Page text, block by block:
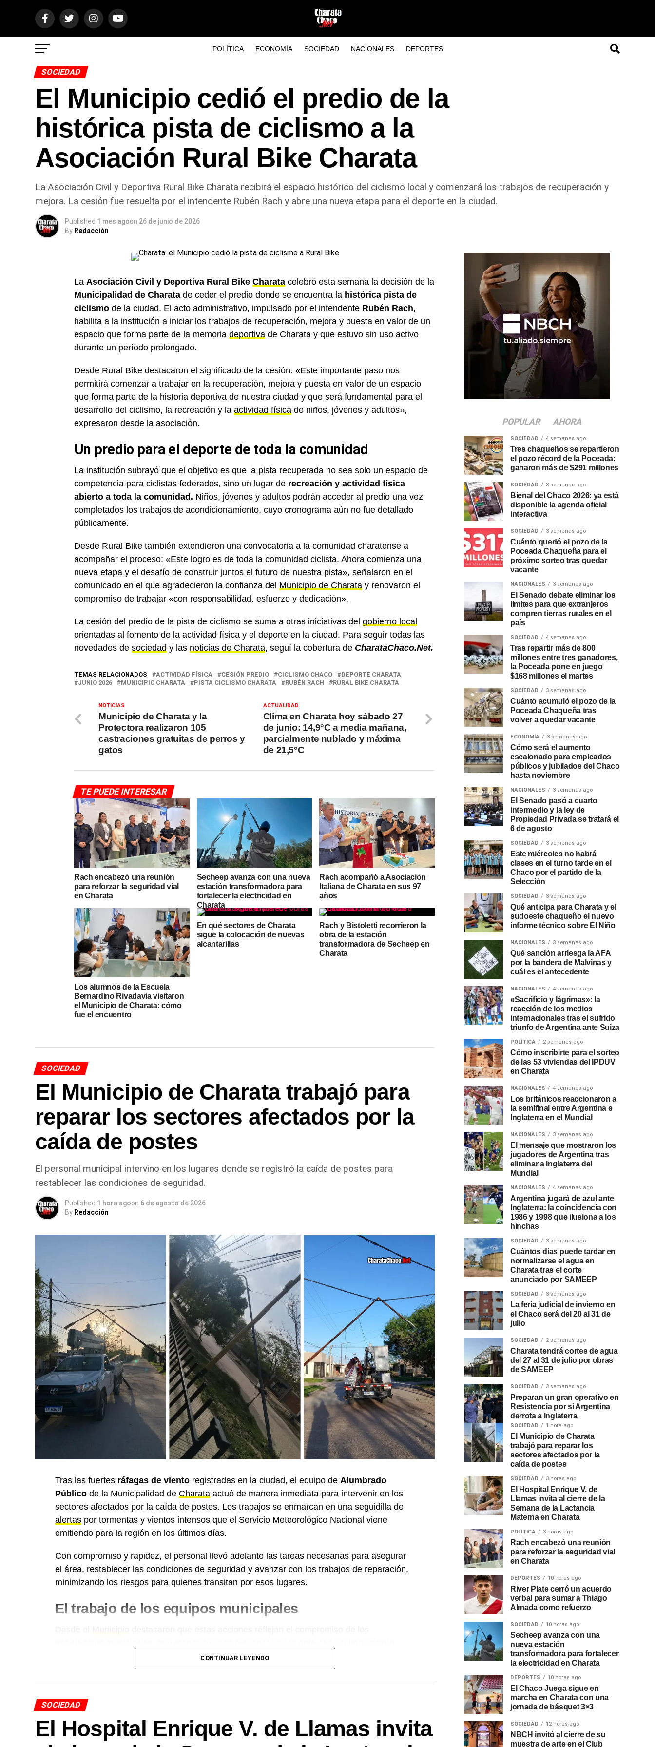
POLÍTICA ECONOMÍA SOCIEDAD NACIONALES DEPORTES
SOCIEDAD
El Municipio cedió el predio de la
histórica pista de ciclismo a la
Asociación Rural Bike Charata
La Asociación Civil y Deportiva Rural Bike Charata recibirá el espacio histórico del ciclismo local y comenzará los trabajos de recuperación y
mejora. La cesión fue resuelta por el intendente Rubén Rach y abre una nueva etapa para el deporte en la ciudad.
Published 1 mes agoon 26 de junio de 2026
By Redacción
La Asociación Civil y Deportiva Rural Bike Charata celebró esta semana la decisión de la
Municipalidad de Charata de ceder el predio donde se encuentra la histórica pista de
ciclismo de la ciudad. El acto administrativo, impulsado por el intendente Rubén Rach,
habilita a la institución a iniciar los trabajos de recuperación, mejora y puesta en valor de un
espacio que forma parte de la memoria deportiva de Charata y que estuvo sin uso activo
durante un período prolongado.
Desde Rural Bike destacaron el significado de la cesión: «Este importante paso nos
permitirá comenzar a trabajar en la recuperación, mejora y puesta en valor de un espacio
que forma parte de la historia deportiva de nuestra ciudad y que será fundamental para el
desarrollo del ciclismo, la recreación y la actividad física de niños, jóvenes y adultos»,
expresaron desde la asociación.
Un predio para el deporte de toda la comunidad
La institución subrayó que el objetivo es que la pista recuperada no sea solo un espacio de
competencia para ciclistas federados, sino un lugar de recreación y actividad física
abierto a toda la comunidad. Niños, jóvenes y adultos podrán acceder al predio una vez
completados los trabajos de acondicionamiento, cuyo cronograma aún no fue detallado
públicamente.
Desde Rural Bike también extendieron una convocatoria a la comunidad charatense a
acompañar el proceso: «Este logro es de toda la comunidad ciclista. Ahora comienza una
nueva etapa y el desafío de construir juntos el futuro de nuestra pista», señalaron en el
comunicado en el que agradecieron la confianza del Municipio de Charata y renovaron el
compromiso de trabajar «con responsabilidad, esfuerzo y dedicación».
La cesión del predio de la pista de ciclismo se suma a otras iniciativas del gobierno local
orientadas al fomento de la actividad física y el deporte en la ciudad. Para seguir todas las
novedades de sociedad y las noticias de Charata, seguí la cobertura de CharataChaco.Net.
TEMAS RELACIONADOS ACTIVIDAD FÍSICA CESIÓN PREDIO CICLISMO CHACO
DEPORTE CHARATA
JUNIO 2026
MUNICIPIO CHARATA PISTA CICLISMO CHARATA RUBÉN RACH RURAL BIKE CHARATA
ACTUALIDAD
Clima en Charata hoy sábado 27
de junio: 14,9°C a media mañana,
parcialmente nublado y máxima
de 21,5°C
NOTICIAS
Municipio de Charata y la
Protectora realizaron 105
castraciones gratuitas de perros y
gatos
TE PUEDE INTERESAR
Rach encabezó una reunión
para reforzar la seguridad vial
en Charata
Secheep avanza con una nueva
estación transformadora para
fortalecer la electricidad en
Charata
Rach acompañó a Asociación
Italiana de Charata en sus 97
años
Los alumnos de la Escuela
Bernardino Rivadavia visitaron
el Municipio de Charata: cómo
fue el encuentro
En qué sectores de Charata
sigue la colocación de nuevas
alcantarillas
Rach y Bistoletti recorrieron la
obra de la estación
transformadora de Secheep en
Charata
SOCIEDAD
El Municipio de Charata trabajó para
reparar los sectores afectados por la
caída de postes
El personal municipal intervino en los lugares donde se registró la caída de postes para
restablecer las condiciones de seguridad.
Published 1 hora agoon 6 de agosto de 2026
By Redacción
Tras las fuertes ráfagas de viento registradas en la ciudad, el equipo de Alumbrado
Público de la Municipalidad de Charata actuó de manera inmediata para intervenir en los
sectores afectados por la caída de postes. Los trabajos se enmarcan en una seguidilla de
alertas por tormentas y vientos intensos que el Servicio Meteorológico Nacional viene
emitiendo para la región en los últimos días.
Con compromiso y rapidez, el personal llevó adelante las tareas necesarias para asegurar
el área, restablecer las condiciones de seguridad y avanzar con los trabajos de reparación,
minimizando los riesgos para quienes transitan por esos lugares.
El trabajo de los equipos municipales
brindar soluciones y cuidar a toda la comunidad deCharata
CONTINUAR LEYENDO
SOCIEDAD
El Hospital Enrique V. de Llamas invita
POPULAR AHORA
SOCIEDAD 4 semanas ago
Tres chaqueños se repartieron
el pozo récord de la Poceada:
ganaron más de $291 millones
SOCIEDAD 3 semanas ago
Bienal del Chaco 2026: ya está
disponible la agenda oficial
interactiva
SOCIEDAD 3 semanas ago
Cuánto quedó el pozo de la
Poceada Chaqueña para el
próximo sorteo tras quedar
vacante
NACIONALES 3 semanas ago
El Senado debate eliminar los
límites para que extranjeros
compren tierras rurales en el
país
SOCIEDAD 4 semanas ago
Tras repartir más de 800
millones entre tres ganadores,
la Poceada pone en juego
$168 millones el martes
SOCIEDAD 3 semanas ago
Cuánto acumuló el pozo de la
Poceada Chaqueña tras
volver a quedar vacante
ECONOMÍA 3 semanas ago
Cómo será el aumento
escalonado para empleados
públicos y jubilados del Chaco
hasta noviembre
NACIONALES 3 semanas ago
El Senado pasó a cuarto
intermedio y la ley de
Propiedad Privada se tratará el
6 de agosto
SOCIEDAD 3 semanas ago
Este miércoles no habrá
clases en el turno tarde en el
Chaco por el partido de la
Selección
SOCIEDAD 3 semanas ago
Qué anticipa para Charata y el
sudoeste chaqueño el nuevo
informe técnico sobre El Niño
NACIONALES 3 semanas ago
Qué sanción arriesga la AFA
por la bandera de Malvinas y
cuál es el antecedente
NACIONALES 4 semanas ago
«Sacrificio y lágrimas»: la
reacción de los medios
internacionales tras el sufrido
triunfo de Argentina ante Suiza
POLÍTICA 2 semanas ago
Cómo inscribirte para el sorteo
de las 53 viviendas del IPDUV
en Charata
NACIONALES 4 semanas ago
Los británicos reaccionaron a
la semifinal entre Argentina e
Inglaterra en el Mundial
NACIONALES 3 semanas ago
El mensaje que mostraron los
jugadores de Argentina tras
eliminar a Inglaterra del
Mundial
NACIONALES 4 semanas ago
Argentina jugará de azul ante
Inglaterra: la coincidencia con
1986 y 1998 que ilusiona a los
hinchas
SOCIEDAD 3 semanas ago
Cuántos días puede tardar en
normalizarse el agua en
Charata tras el corte
anunciado por SAMEEP
SOCIEDAD 3 semanas ago
La feria judicial de invierno en
el Chaco será del 20 al 31 de
julio
SOCIEDAD 2 semanas ago
Charata tendrá cortes de agua
del 27 al 31 de julio por obras
de SAMEEP
SOCIEDAD 3 semanas ago
Preparan un gran operativo en
Resistencia por si Argentina
derrota a Inglaterra
SOCIEDAD 1 hora ago
El Municipio de Charata
trabajó para reparar los
sectores afectados por la
caída de postes
SOCIEDAD 3 horas ago
El Hospital Enrique V. de
Llamas invita al cierre de la
Semana de la Lactancia
Materna en Charata
POLÍTICA 3 horas ago
Rach encabezó una reunión
para reforzar la seguridad vial
en Charata
DEPORTES 10 horas ago
River Plate cerró un acuerdo
verbal para sumar a Thiago
Almada como refuerzo
SOCIEDAD 10 horas ago
Secheep avanza con una
nueva estación
transformadora para fortalecer
la electricidad en Charata
DEPORTES 10 horas ago
El Chaco Juega sigue en
marcha en Charata con una
jornada de básquet 3×3
SOCIEDAD 12 horas ago
NBCH invitó al cierre de su
muestra de arte en el Club